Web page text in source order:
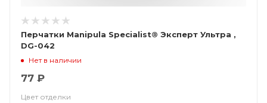
Перчатки Manipula Specialist® Эксперт Ультра ,
DG-042
Нет в наличии
77 ₽
Цвет отделки